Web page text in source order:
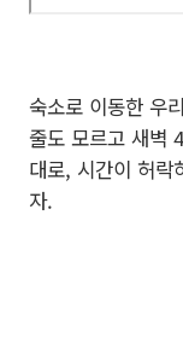
숙소로 이동한 우
줄도 모르고 새벽
대로, 시간이 허락
자.